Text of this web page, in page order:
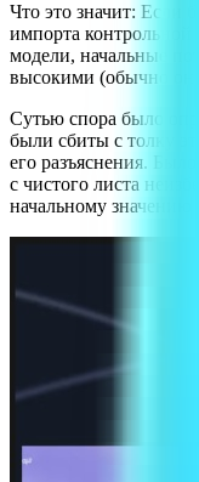
Что это значит: Если
импорта контрольной
модели, начальные
высокими (обычно
Сутью спора было
были сбиты с толку
его разъяснения.
с чистого листа
начальному значению